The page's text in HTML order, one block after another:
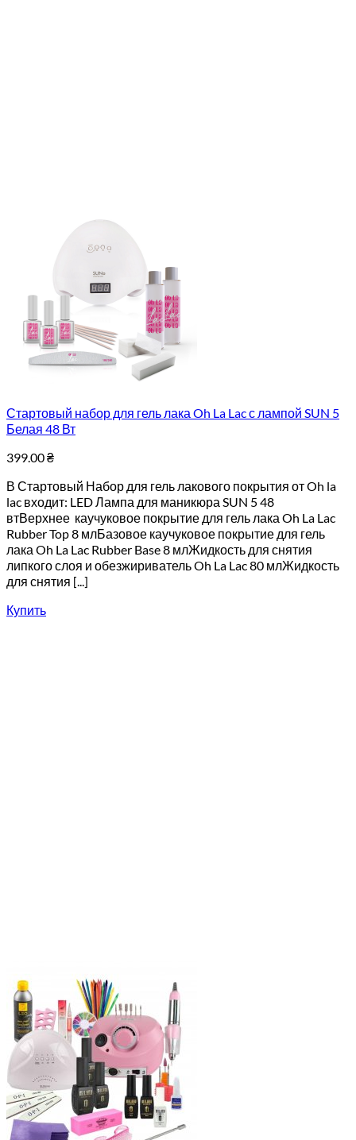
Стартовый набор для гель лака Oh La Lac с лампой SUN 5
Белая 48 Вт
399.00₴
В Стартовый Набор для гель лакового покрытия от Oh la
lac входит: LED Лампа для маникюра SUN 5 48
втВерхнее каучуковое покрытие для гель лака Oh La Lac
Rubber Top 8 млБазовое каучуковое покрытие для гель
лака Oh La Lac Rubber Base 8 млЖидкость для снятия
липкого слоя и обезжириватель Oh La Lac 80 млЖидкость
для снятия [...]
Купить